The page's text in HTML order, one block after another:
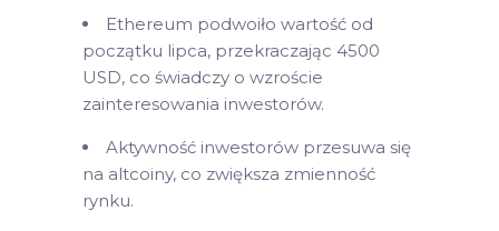
Ethereum podwoiło wartość od
początku lipca, przekraczając 4500
USD, co świadczy o wzroście
zainteresowania inwestorów.
Aktywność inwestorów przesuwa się
na altcoiny, co zwiększa zmienność
rynku.